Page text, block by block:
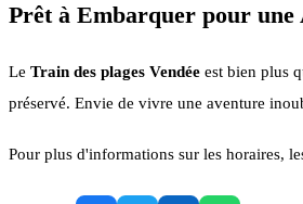
Prêt à Embarquer pour une
Le Train des plages Vendée est bien plus
préservé. Envie de vivre une aventure
Pour plus d'informations sur les horaires,